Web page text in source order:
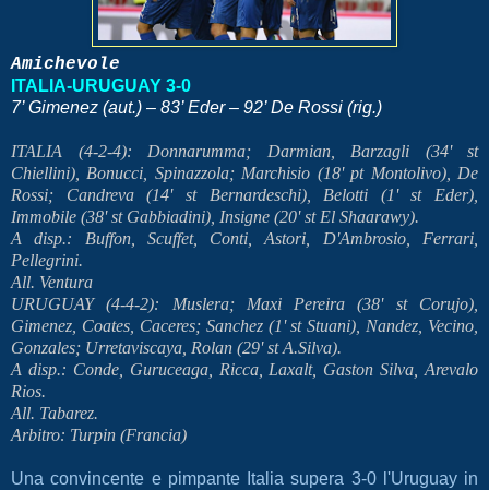
Amichevole
ITALIA-URUGUAY 3-0
7’ Gimenez (aut.) – 83’ Eder – 92’ De Rossi (rig.)
ITALIA (4-2-4): Donnarumma; Darmian, Barzagli (34' st
Chiellini), Bonucci, Spinazzola; Marchisio (18' pt Montolivo), De
Rossi; Candreva (14' st Bernardeschi), Belotti (1' st Eder),
Immobile (38' st Gabbiadini), Insigne (20' st El Shaarawy).
A disp.: Buffon, Scuffet, Conti, Astori, D'Ambrosio, Ferrari,
Pellegrini.
All. Ventura
URUGUAY (4-4-2): Muslera; Maxi Pereira (38' st Corujo),
Gimenez, Coates, Caceres; Sanchez (1' st Stuani), Nandez, Vecino,
Gonzales; Urretaviscaya, Rolan (29' st A.Silva).
A disp.: Conde, Guruceaga, Ricca, Laxalt, Gaston Silva, Arevalo
Rios.
All. Tabarez.
Arbitro: Turpin (Francia)
Una convincente e pimpante Italia supera 3-0 l'Uruguay in